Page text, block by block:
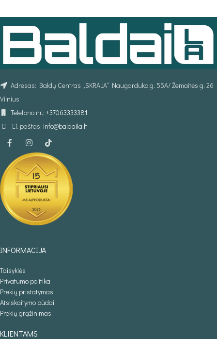
Adresas: Baldų Centras „SKRAJA“ Naugarduko g. 55A/ Žemaitės g. 26
Vilnius
Telefono nr.: +37063333381
El. paštas: info@baldaila.lt
INFORMACIJA
Taisyklės
Privatumo politika
Prekių pristatymas
Atsiskaitymo būdai
Prekių grąžinimas
KLIENTAMS